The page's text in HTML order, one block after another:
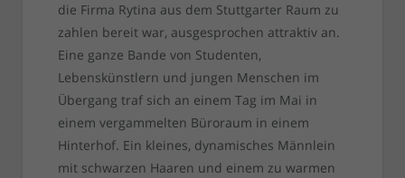
die Firma Rytina aus dem Stuttgarter Raum zu
zahlen bereit war, ausgesprochen attraktiv an.
Eine ganze Bande von Studenten,
Lebenskünstlern und jungen Menschen im
Übergang traf sich an einem Tag im Mai in
einem vergammelten Büroraum in einem
Hinterhof. Ein kleines, dynamisches Männlein
mit schwarzen Haaren und einem zu warmen